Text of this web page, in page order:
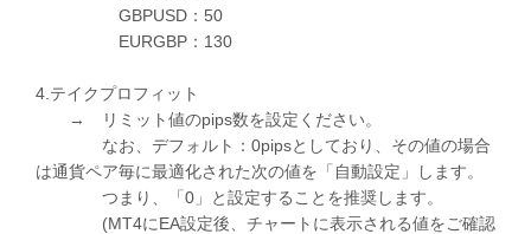
GBPUSD：50
EURGBP：130
4.テイクプロフィット
→ リミット値のpips数を設定ください。
なお、デフォルト：0pipsとしており、その値の場合
は通貨ペア毎に最適化された次の値を「自動設定」します。
つまり、「0」と設定することを推奨します。
(MT4にEA設定後、チャートに表示される値をご確認